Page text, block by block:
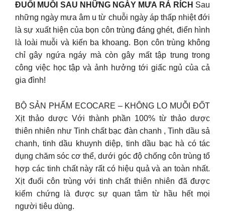
ĐUỔI MUỖI SAU NHỮNG NGÀY MƯA RẢ RÍCH Sau
những ngày mưa âm u từ chuỗi ngày áp thấp nhiệt đới
là sự xuất hiện của bọn côn trùng đáng ghét, điển hình
là loài muỗi và kiến ba khoang. Bọn côn trùng không
chỉ gây ngứa ngáy mà còn gây mất tập trung trong
công việc học tập và ảnh hưởng tới giấc ngủ của cả
gia đình!
BỘ SẢN PHẨM ECOCARE – KHÔNG LO MUỖI ĐỐT
Xịt thảo dược Với thành phần 100% từ thảo dược
thiên nhiên như Tinh chất bạc đàn chanh , Tinh dầu sả
chanh, tinh dầu khuynh diệp, tinh dầu bạc hà có tác
dụng chăm sóc cơ thể, dưới góc độ chống côn trùng tổ
hợp các tinh chất này rất có hiệu quả và an toàn nhất.
Xịt đuổi côn trùng với tinh chất thiên nhiên đã được
kiểm chứng là được sự quan tâm từ hầu hết mọi
người tiêu dùng.